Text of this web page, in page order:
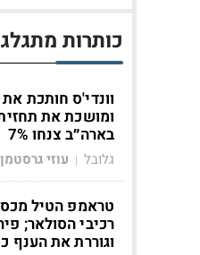
כותרות
וונדי'ס חותכת
בארה״ב צנחו 7%
גלובל | עוזי גרסטמן
וגוררת את הענף